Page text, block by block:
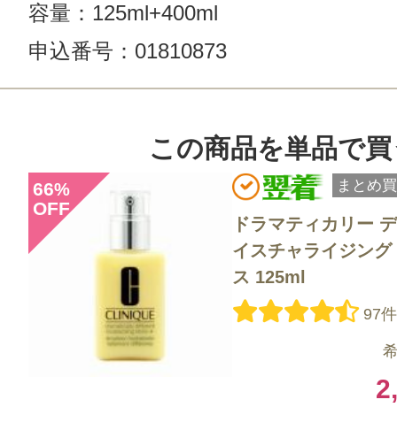
容量：125ml+400ml
申込番号：01810873
54件のレビュー
総合評価：
4.3点
投稿日：2026年07月
感じた効能：うるおい/低刺激・敏感
この商品を単品で
66%
OFF
まとめ
ドラマティカリー
イスチャライジン
ス 125ml
97件